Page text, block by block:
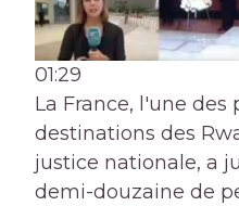
01:29
La France, l'une des
destinations des
justice nationale, a
demi-douzaine de